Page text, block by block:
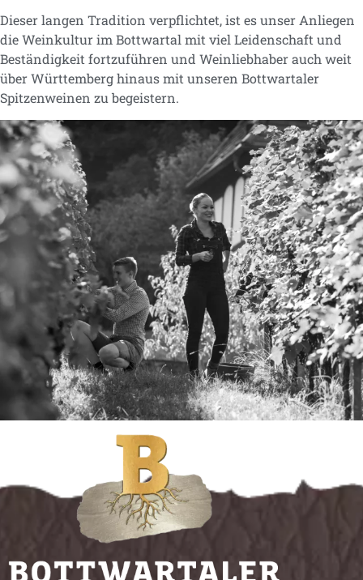
Dieser langen Tradition verpflichtet, ist es unser Anliegen
die Weinkultur im Bottwartal mit viel Leidenschaft und
Beständigkeit fortzuführen und Weinliebhaber auch weit
über Württemberg hinaus mit unseren Bottwartaler
Spitzenweinen zu begeistern.